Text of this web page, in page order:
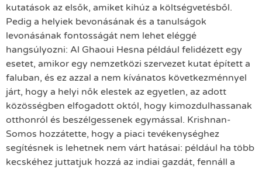
kutatások az elsők, amiket kihúz a költségvetésből.
Pedig a helyiek bevonásának és a tanulságok
levonásának fontosságát nem lehet eléggé
hangsúlyozni: Al Ghaoui Hesna például felidézett egy
esetet, amikor egy nemzetközi szervezet kutat épített a
faluban, és ez azzal a nem kívánatos következménnyel
járt, hogy a helyi nők elestek az egyetlen, az adott
közösségben elfogadott októl, hogy kimozdulhassanak
otthonról és beszélgessenek egymással. Krishnan-
Somos hozzátette, hogy a piaci tevékenységhez
segítésnek is lehetnek nem várt hatásai: például ha több
kecskéhez juttatjuk hozzá az indiai gazdát, fennáll a